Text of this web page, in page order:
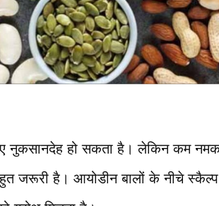
नुकसानदेह हो सकता है। लेकिन कम
जरूरी है। आयोडीन बालों के नीचे